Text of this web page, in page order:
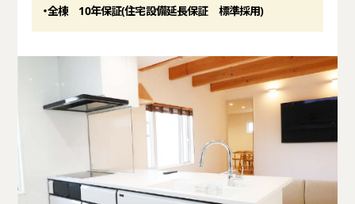
・全棟 10年保証(住宅設備延長保証 標準採用)